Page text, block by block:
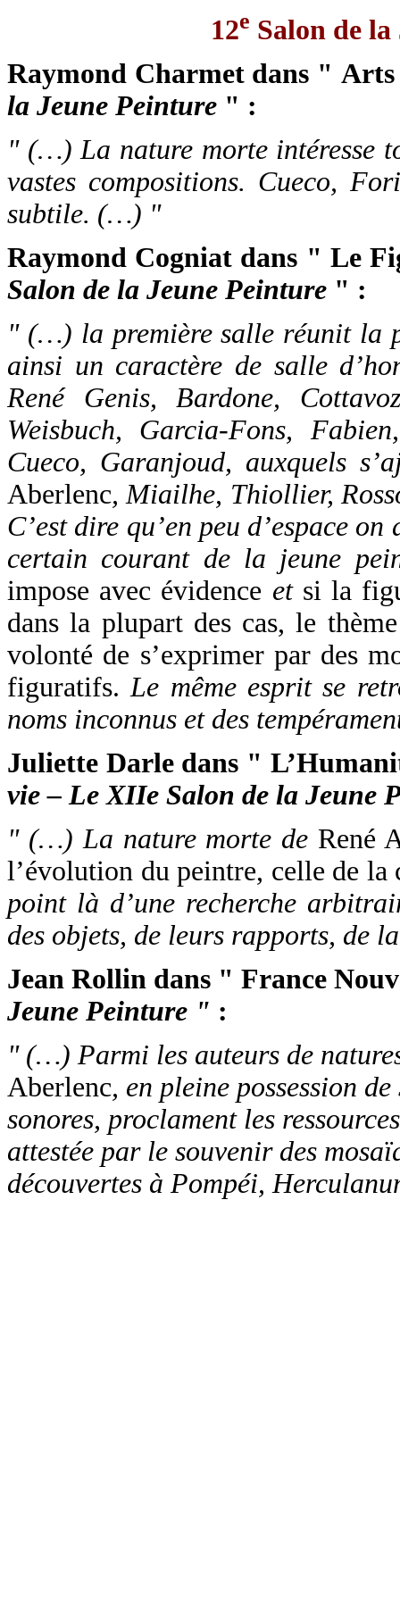
12e Salon de
Raymond Charmet dans "
la Jeune Peinture " :
" (…) La nature morte intéresse
vastes compositions. Cueco,
subtile. (…) "
Raymond Cogniat dans " Le
Salon de la Jeune Peinture " :
" (…) la première salle réunit la
ainsi un caractère de salle
René Genis, Bardone,
Weisbuch, Garcia-Fons,
Cueco, Garanjoud, auxquels
Aberlenc, Miailhe, Thiollier,
C’est dire qu’en peu d’espace
certain courant de la jeune
impose avec évidence et si la
dans la plupart des cas, le
volonté de s’exprimer par des
figuratifs. Le même esprit se
noms inconnus et des
Juliette Darle dans "
vie – Le XIIe Salon de la Jeune
" (…) La nature morte de René
l’évolution du peintre, celle de la
point là d’une recherche
des objets, de leurs rapports, de
Jean Rollin dans " France
Jeune Peinture " :
" (…) Parmi les auteurs de
Aberlenc, en pleine possession
sonores, proclament les
attestée par le souvenir des
découvertes à Pompéi,